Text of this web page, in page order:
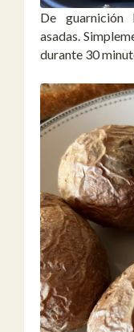
De guarnición
asadas.
durante 30